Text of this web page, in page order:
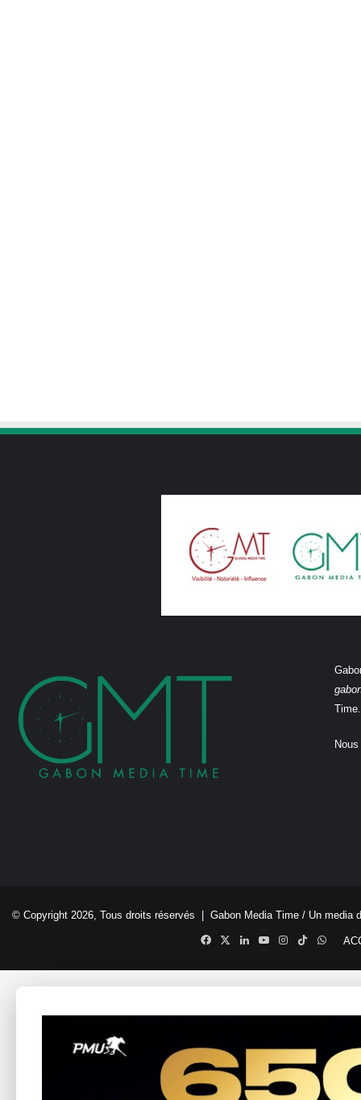
Time.
© Copyright 2026, Tous droits réservés | Gabon Media Time / Un media
Facebook
X LinkedinYouTubeInstagram
TikTok